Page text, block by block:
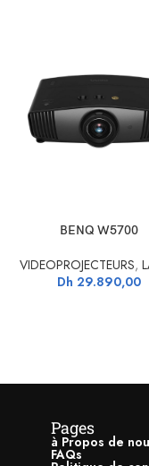
CHOIX DES OPTIONS
BENQ W5700
VIDEOPROJECTEURS,
Dh 29.890,00
Pages
à Propos de
FAQs